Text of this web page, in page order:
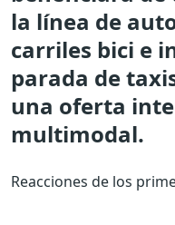
la línea de
carriles bici e
parada de
una oferta
multimodal.
Reacciones de los